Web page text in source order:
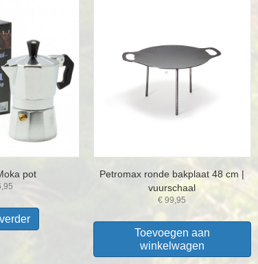
pot
Petromax ronde bakplaat 48 cm |
vuurschaal
€ 99,95
Toevoegen aan
winkelwagen